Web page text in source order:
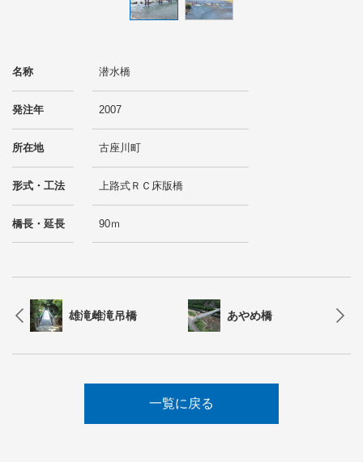
名称 潜水橋
発注年 2007
所在地 古座川町
形式・工法 上路式ＲＣ床版橋
橋長・延長 90ｍ
雄滝雌滝吊橋 あやめ橋
一覧に戻る